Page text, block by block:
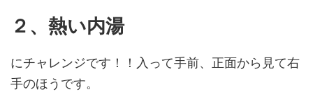
２、熱い内湯
にチャレンジです！！入って手前、正面から見て右
手のほうです。